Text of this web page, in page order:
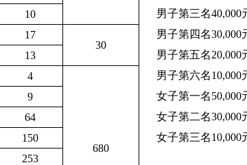
10
男子第三名40,000
17
30
男子第四名30,000
13 男子第五名20,000
4
680
男子第六名10,000
9
女子第一名50,000
64
女子第二名30,000
150
女子第三名10,000
253